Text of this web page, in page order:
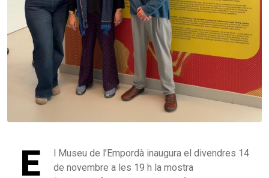
E
l Museu de l’Empordà inaugura el divendres 14
de novembre a les 19 h la mostra